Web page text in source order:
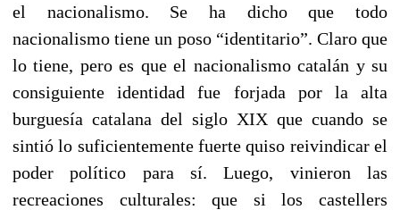
el nacionalismo. Se ha dicho que todo
nacionalismo tiene un poso “identitario”. Claro que
lo tiene, pero es que el nacionalismo catalán y su
consiguiente identidad fue forjada por la alta
burguesía catalana del siglo XIX que cuando se
sintió lo suficientemente fuerte quiso reivindicar el
poder político para sí. Luego, vinieron las
recreaciones culturales: que si los castellers